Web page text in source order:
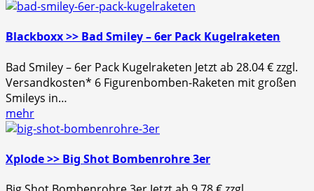
Blackboxx >> Bad Smiley – 6er Pack Kugelraketen
Bad Smiley – 6er Pack Kugelraketen Jetzt ab 28.04 € zzgl.
Versandkosten* 6 Figurenbomben-Raketen mit großen
Smileys in…
mehr
Xplode >> Big Shot Bombenrohre 3er